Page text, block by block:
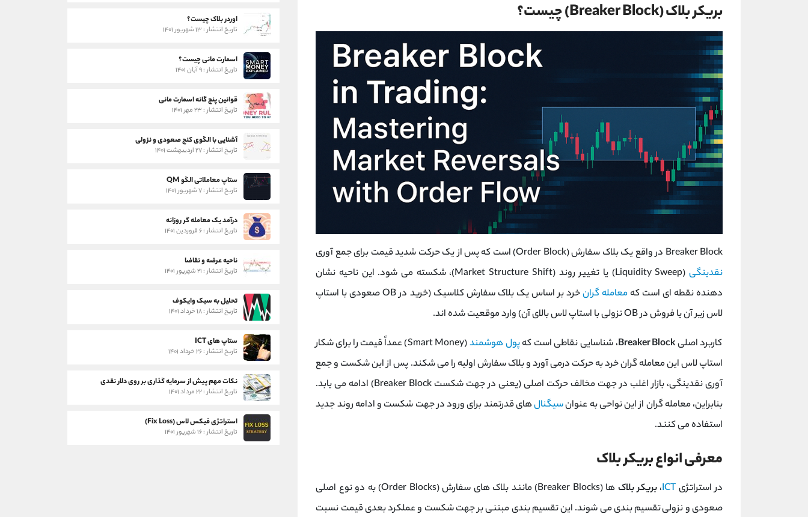
بریکر بلاک (Breaker Block) چیست؟
Breaker Block در واقع یک بلاک سفارش (Order Block) است که پس از یک حرکت شدید قیمت برای جمع ‌آوری
نقدینگی
(Liquidity Sweep) یا تغییر روند (Market Structure Shift)، شکسته می ‌شود. این ناحیه نشان‌
دهنده نقطه‌ ای است کهمعامله‌ گران
خرد بر اساس یک بلاک سفارش کلاسیک (خرید در OB صعودی با استاپ
‌لاس زیر آن یا فروش در OB نزولی با استاپ ‌لاس بالای آن) وارد موقعیت شده ‌اند.
کاربرد اصلیBreaker Block، شناسایی نقاطی است کهپول هوشمند
(Smart Money) عمداً قیمت را برای شکار
استاپ ‌لاس این معامله ‌گران خرد به حرکت درمی‌ آورد و بلاک سفارش اولیه را می ‌شکند. پس از این شکست و جمع
‌آوری نقدینگی، بازار اغلب در جهت مخالف حرکت اصلی (یعنی در جهت شکست Breaker Block) ادامه می‌ یابد.
بنابراین، معامله ‌گران از این نواحی به عنوانسیگنال‌های قدرتمند برای ورود در جهت شکست و ادامه روند جدید
استفاده می ‌کنند.
معرفی انواع بریکر بلاک
در استراتژی ICT،بریکر بلاک‌
ها (Breaker Blocks) مانند بلاک‌ های سفارش (Order Blocks) به دو نوع اصلی
صعودی و نزولی تقسیم ‌بندی می ‌شوند. این تقسیم‌ بندی مبتنی بر جهت شکست و عملکرد بعدی قیمت نسبت
اوردر بلاک چیست؟
تاریخ انتشار : ۱۳ شهریور ۱۴۰۱
اسمارت مانی چیست؟
تاریخ انتشار : ۹ آبان ۱۴۰۱
قوانین پنج گانه اسمارت مانی
تاریخ انتشار : ۲۳ مهر ۱۴۰۱
آشنایی با الگوی کنج صعودی و نزولی
تاریخ انتشار : ۲۷ اردیبهشت ۱۴۰۱
ستاپ معاملاتی الگو QM
تاریخ انتشار : ۷ شهریور ۱۴۰۱
درآمد یک معامله گر روزانه
تاریخ انتشار : ۶ فروردین ۱۴۰۱
ناحیه عرضه و تقاضا
تاریخ انتشار : ۲۱ شهریور ۱۴۰۱
تحلیل به سبک وایکوف
تاریخ انتشار : ۱۸ خرداد ۱۴۰۱
ستاپ های ICT
تاریخ انتشار : ۲۶ خرداد ۱۴۰۱
نکات مهم پیش از سرمایه گذاری بر روی دلار نقدی
تاریخ انتشار : ۲۲ مرداد ۱۴۰۱
استراتژی فیکس لاس (Fix Loss)
تاریخ انتشار : ۱۶ شهریور ۱۴۰۱